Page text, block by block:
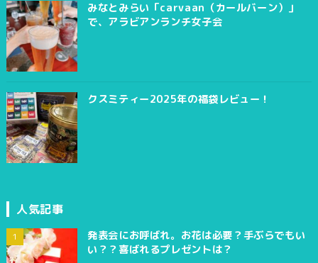
みなとみらい「carvaan（カールバーン）」
で、アラビアンランチ女子会
クスミティー2025年の福袋レビュー！
人気記事
発表会にお呼ばれ。お花は必要？手ぶらでもい
い？？喜ばれるプレゼントは？